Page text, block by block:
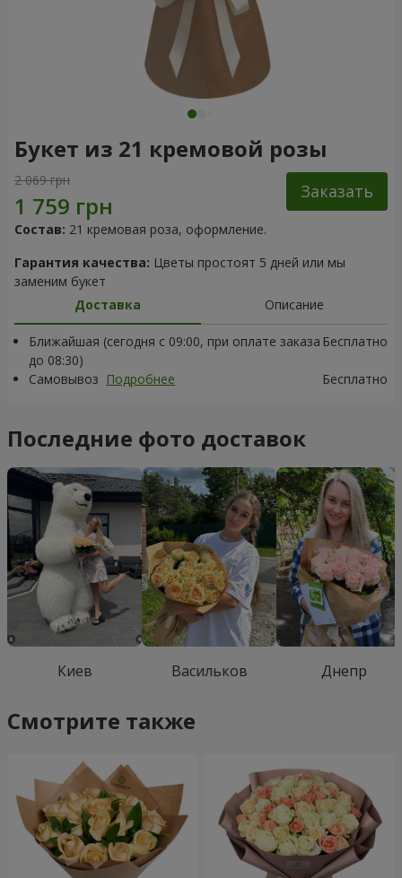
Букет из 21 кремовой розы
2 069 грн
Заказать
Состав: 21 кремовая роза, оформление.
Гарантия качества: Цветы простоят 5 дней или мы
заменим букет
Доставка
Описание
Ближайшая (сегодня с 09:00, при оплате заказа
до 08:30)
Бесплатно
Самовывоз Подробнее Бесплатно
Последние фото доставок
Киев Васильков Днепр
Смотрите также